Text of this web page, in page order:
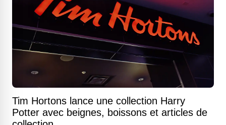
Tim Hortons lance une collection Harry
Potter avec beignes, boissons et articles de